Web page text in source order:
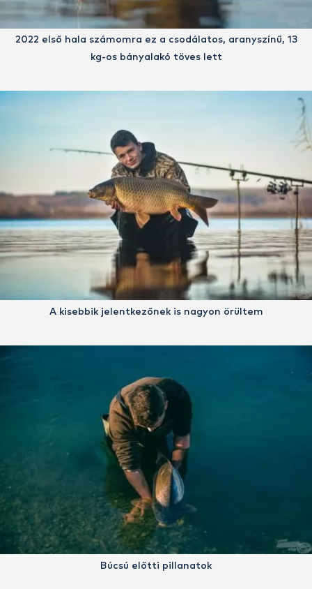
2022 első hala számomra ez a csodálatos, aranyszínű, 13
kg-os bányalakó töves lett
A kisebbik jelentkezőnek is nagyon örültem
Búcsú előtti pillanatok